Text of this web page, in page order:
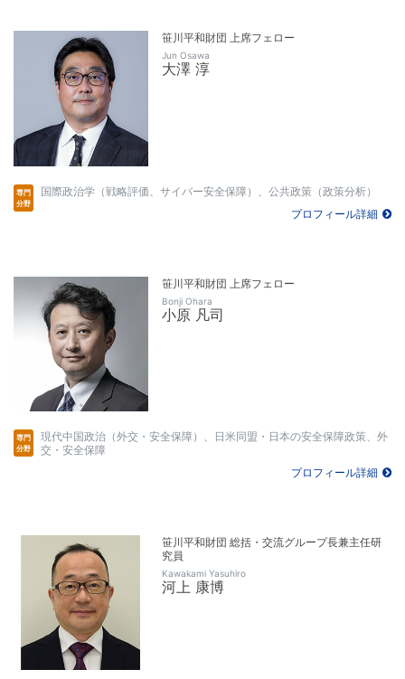
笹川平和財団 上席フェロー
Jun Osawa
大澤 淳
国際政治学（戦略評価、サイバー安全保障）、公共政策（政策分析）
プロフィール詳細
笹川平和財団 上席フェロー
Bonji Ohara
小原 凡司
現代中国政治（外交・安全保障）、日米同盟・日本の安全保障政策、外
交・安全保障
プロフィール詳細
笹川平和財団 総括・交流グループ長兼主任研
究員
Kawakami Yasuhiro
河上 康博